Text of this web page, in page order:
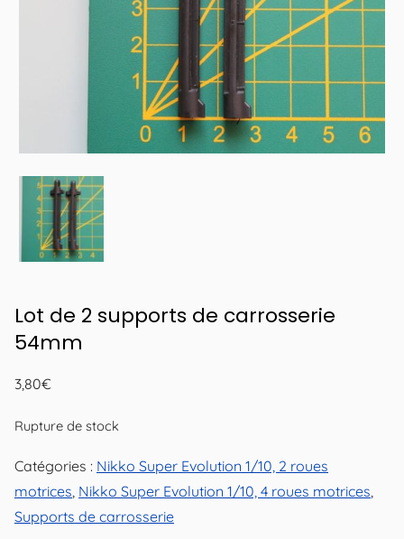
Lot de 2 supports de carrosserie
54mm
3,80€
Rupture de stock
Catégories : Nikko Super Evolution 1/10, 2 roues
motrices, Nikko Super Evolution 1/10, 4 roues motrices,
Supports de carrosserie